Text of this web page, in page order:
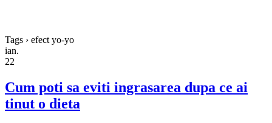
Tags › efect yo-yo
ian.
22
Cum poti sa eviti ingrasarea dupa ce ai
tinut o dieta